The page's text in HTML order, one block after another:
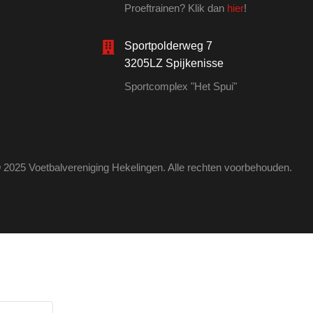
Proeftrainen? Klik dan hier!
Sportpolderweg 7
3205LZ Spijkenisse
Sportcomplex "Het Spui"
Voetbalvereniging Hekelingen. Alle rechten voorbehouden.